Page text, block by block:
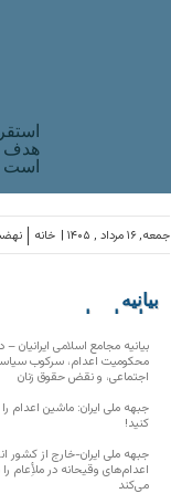
هدف
است
خانه جمعه, ۱۶ مرداد , ۱۴۰۵ |
بیانیه
سازمان‌های
بیانیه مجامع اسلامی ایرانیان –
محکومیت اعدام، سرکوب
اجتماعی، و نقض حقوق زنان
جبهه ملی ایران: ماشین اعدام
کنید!
جبهه ملی ایران-خارج از کشور
اعدام‌های وقیحانه در ملأِعام
می‌کند